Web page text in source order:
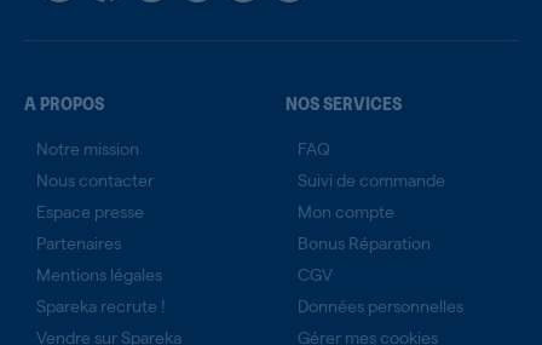
A PROPOS
Notre mission
Nous contacter
Espace presse
Partenaires
Mentions légales
Spareka recrute !
Vendre sur Spareka
NOS SERVICES
FAQ
Suivi de commande
Mon compte
Bonus Réparation
CGV
Données personnelles
Gérer mes cookies